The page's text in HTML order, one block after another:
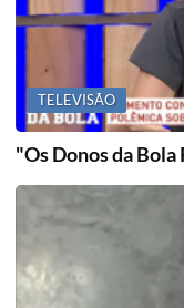
TELEVISÃO
"Os Donos da